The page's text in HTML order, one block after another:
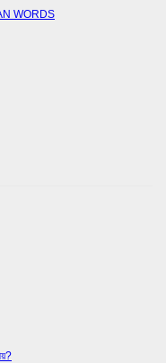
WORDS